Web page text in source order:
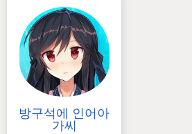
방구석에 인어아
가씨